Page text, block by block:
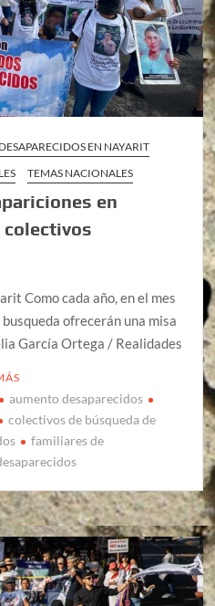
DESAPARECIDOS EN NAYARIT
TEMAS NACIONALES
en
colectivos
Como cada año, en el mes
ofrecerán una misa
García Ortega / Realidades
aumento desaparecidos
colectivos de búsqueda de
familiares de